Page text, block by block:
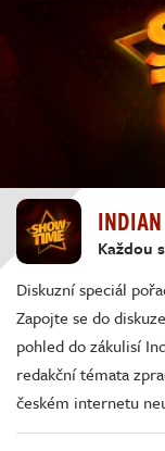
Každou
Diskuzní speciál
Zapojte se do
pohled do zákulisí
redakční témata
českém internetu